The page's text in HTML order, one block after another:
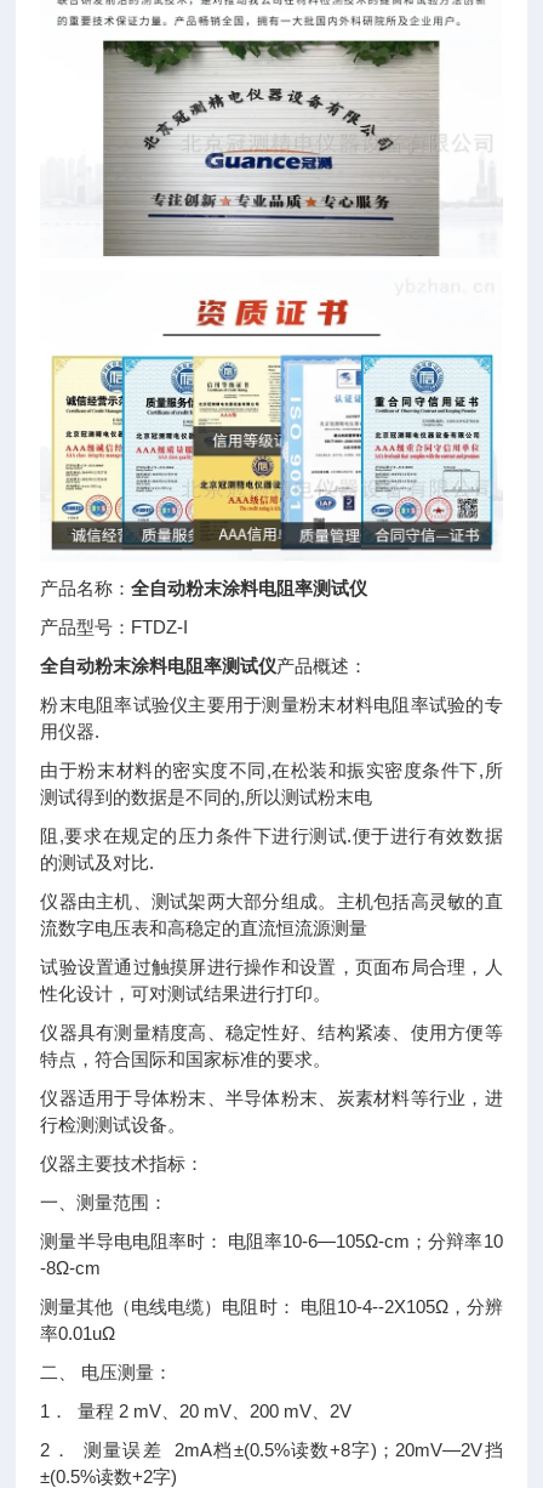
产品名称：全自动粉末涂料电阻率测试仪
产品型号：FTDZ-I
全自动粉末涂料电阻率测试仪产品概述：
粉末电阻率试验仪主要用于测量粉末材料电阻率试验的专
用仪器.
由于粉末材料的密实度不同,在松装和振实密度条件下,所
测试得到的数据是不同的,所以测试粉末电
阻,要求在规定的压力条件下进行测试.便于进行有效数据
的测试及对比.
仪器由主机、测试架两大部分组成。主机包括高灵敏的直
流数字电压表和高稳定的直流恒流源测量
试验设置通过触摸屏进行操作和设置，页面布局合理，人
性化设计，可对测试结果进行打印。
仪器具有测量精度高、稳定性好、结构紧凑、使用方便等
特点，符合国际和国家标准的要求。
仪器适用于导体粉末、半导体粉末、炭素材料等行业，进
行检测测试设备。
仪器主要技术指标：
一、测量范围：
测量半导电电阻率时： 电阻率10-6—105Ω-cm；分辩率10
-8Ω-cm
测量其他（电线电缆）电阻时： 电阻10-4--2X105Ω，分辨
率0.01uΩ
二、 电压测量：
1． 量程 2 mV、20 mV、200 mV、2V
2． 测量误差 2mA档±(0.5%读数+8字)；20mV—2V挡
±(0.5%读数+2字)